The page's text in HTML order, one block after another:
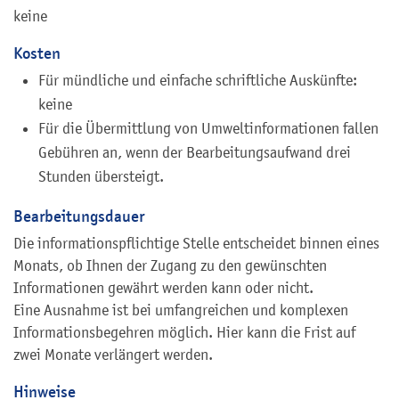
keine
Kosten
Für mündliche und einfache schriftliche Auskünfte:
keine
Für die Übermittlung von Umweltinformationen fallen
Gebühren an, wenn der Bearbeitungsaufwand drei
Stunden übersteigt.
Bearbeitungsdauer
Die informationspflichtige Stelle entscheidet binnen eines
Monats, ob Ihnen der Zugang zu den gewünschten
Informationen gewährt werden kann oder nicht.
Eine Ausnahme ist bei umfangreichen und komplexen
Informationsbegehren möglich. Hier kann die Frist auf
zwei Monate verlängert werden.
Hinweise